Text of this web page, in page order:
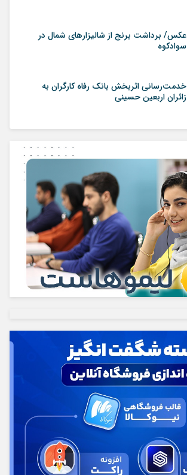
عکس/ برداشت برنج از شالیزارهای شمال در
سوادکوه
خدمت‌رسانی اثربخش بانک رفاه کارگران به
زائران اربعین حسینی